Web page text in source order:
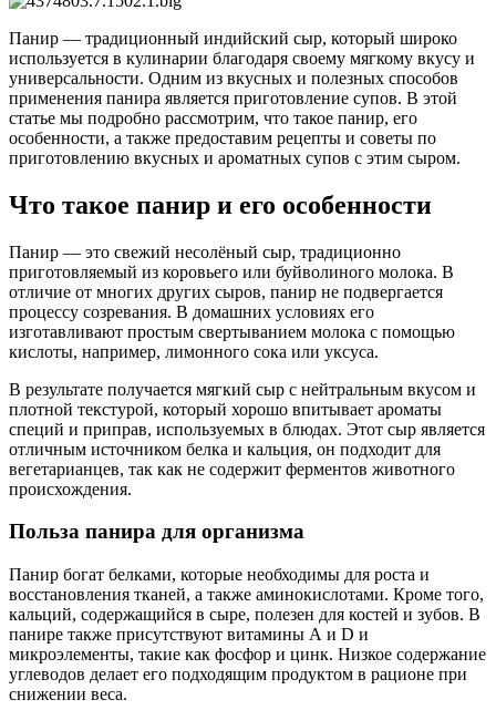
Панир — традиционный индийский сыр, который широко
используется в кулинарии благодаря своему мягкому вкусу и
универсальности. Одним из вкусных и полезных способов
применения панира является приготовление супов. В этой
статье мы подробно рассмотрим, что такое панир, его
особенности, а также предоставим рецепты и советы по
приготовлению вкусных и ароматных супов с этим сыром.
Что такое панир и его особенности
Панир — это свежий несолёный сыр, традиционно
приготовляемый из коровьего или буйволиного молока. В
отличие от многих других сыров, панир не подвергается
процессу созревания. В домашних условиях его
изготавливают простым свертыванием молока с помощью
кислоты, например, лимонного сока или уксуса.
В результате получается мягкий сыр с нейтральным вкусом и
плотной текстурой, который хорошо впитывает ароматы
специй и приправ, используемых в блюдах. Этот сыр является
отличным источником белка и кальция, он подходит для
вегетарианцев, так как не содержит ферментов животного
происхождения.
Польза панира для организма
Панир богат белками, которые необходимы для роста и
восстановления тканей, а также аминокислотами. Кроме того,
кальций, содержащийся в сыре, полезен для костей и зубов. В
панире также присутствуют витамины А и D и
микроэлементы, такие как фосфор и цинк. Низкое содержание
углеводов делает его подходящим продуктом в рационе при
снижении веса.